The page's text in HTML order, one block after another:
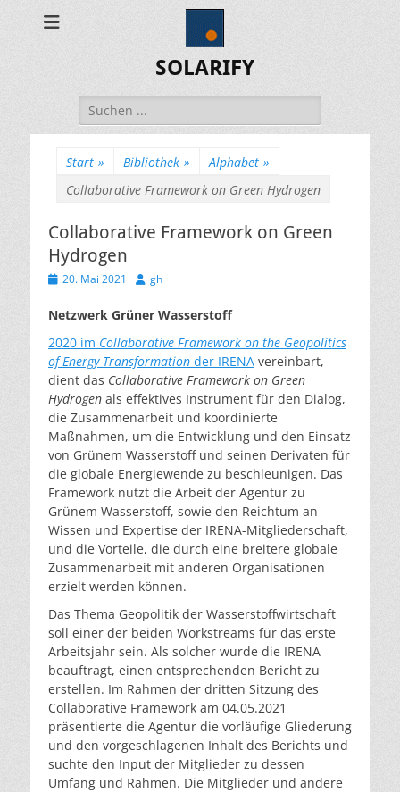
SOLARIFY
Suchen
nach:
Start » Bibliothek » Alphabet »
Collaborative Framework on Green Hydrogen
Collaborative Framework on Green
Hydrogen
Veröffentlicht
20. Mai 2021 Autor
gh
Netzwerk Grüner Wasserstoff
2020 im Collaborative Framework on the Geopolitics
of Energy Transformation der IRENA vereinbart,
dient das Collaborative Framework on Green
Hydrogen als effektives Instrument für den Dialog,
die Zusammenarbeit und koordinierte
Maßnahmen, um die Entwicklung und den Einsatz
von Grünem Wasserstoff und seinen Derivaten für
die globale Energiewende zu beschleunigen. Das
Framework nutzt die Arbeit der Agentur zu
Grünem Wasserstoff, sowie den Reichtum an
Wissen und Expertise der IRENA-Mitgliederschaft,
und die Vorteile, die durch eine breitere globale
Zusammenarbeit mit anderen Organisationen
erzielt werden können.
Das Thema Geopolitik der Wasserstoffwirtschaft
soll einer der beiden Workstreams für das erste
Arbeitsjahr sein. Als solcher wurde die IRENA
beauftragt, einen entsprechenden Bericht zu
erstellen. Im Rahmen der dritten Sitzung des
Collaborative Framework am 04.05.2021
präsentierte die Agentur die vorläufige Gliederung
und den vorgeschlagenen Inhalt des Berichts und
suchte den Input der Mitglieder zu dessen
Umfang und Rahmen. Die Mitglieder und andere